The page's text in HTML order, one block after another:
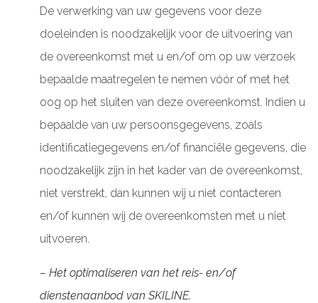
De verwerking van uw gegevens voor deze
doeleinden is noodzakelijk voor de uitvoering van
de overeenkomst met u en/of om op uw verzoek
bepaalde maatregelen te nemen vóór of met het
oog op het sluiten van deze overeenkomst. Indien u
bepaalde van uw persoonsgegevens, zoals
identificatiegegevens en/of financiële gegevens, die
noodzakelijk zijn in het kader van de overeenkomst,
niet verstrekt, dan kunnen wij u niet contacteren
en/of kunnen wij de overeenkomsten met u niet
uitvoeren.
– Het optimaliseren van het reis- en/of
dienstenaanbod van SKILINE.